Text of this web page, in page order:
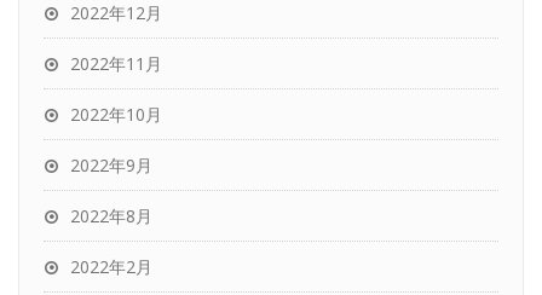
2022年12月
2022年11月
2022年10月
2022年9月
2022年8月
2022年2月